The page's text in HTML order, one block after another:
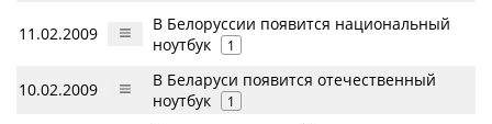
11.02.2009
В Белоруссии появится национальный
ноутбук
1
10.02.2009
В Беларуси появится отечественный
ноутбук
1